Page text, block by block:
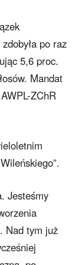
po raz
5,6 proc.
Mandat
ZChR
Jesteśmy
Nad tym już